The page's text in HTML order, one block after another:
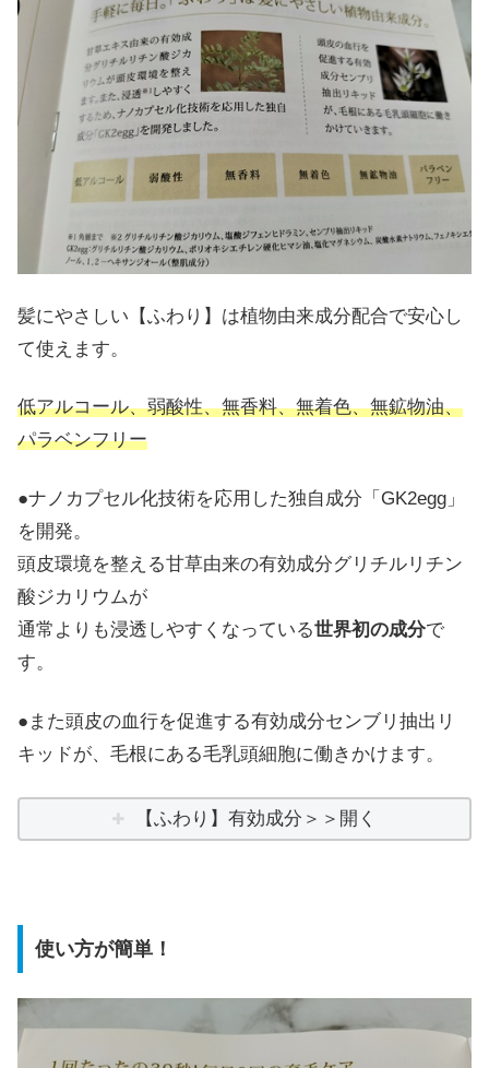
髪にやさしい【ふわり】は植物由来成分配合で安心し
て使えます。
低アルコール、弱酸性、無香料、無着色、無鉱物油、
パラベンフリー
●ナノカプセル化技術を応用した独自成分「GK2egg」
を開発。
頭皮環境を整える甘草由来の有効成分グリチルリチン
酸ジカリウムが
通常よりも浸透しやすくなっている世界初の成分で
す。
●また頭皮の血行を促進する有効成分センブリ抽出リ
キッドが、毛根にある毛乳頭細胞に働きかけます。
【ふわり】有効成分＞＞開く
使い方が簡単！